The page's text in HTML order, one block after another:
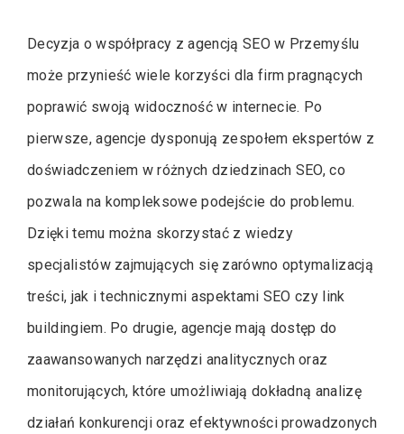
Decyzja o współpracy z agencją SEO w Przemyślu
może przynieść wiele korzyści dla firm pragnących
poprawić swoją widoczność w internecie. Po
pierwsze, agencje dysponują zespołem ekspertów z
doświadczeniem w różnych dziedzinach SEO, co
pozwala na kompleksowe podejście do problemu.
Dzięki temu można skorzystać z wiedzy
specjalistów zajmujących się zarówno optymalizacją
treści, jak i technicznymi aspektami SEO czy link
buildingiem. Po drugie, agencje mają dostęp do
zaawansowanych narzędzi analitycznych oraz
monitorujących, które umożliwiają dokładną analizę
działań konkurencji oraz efektywności prowadzonych